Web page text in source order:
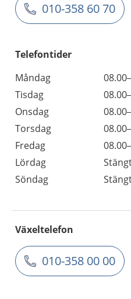
010-358 60 70
Telefontider
Måndag
Tisdag
Onsdag
Torsdag
Fredag
Lördag
Söndag
Växeltelefon
010-358 00 00